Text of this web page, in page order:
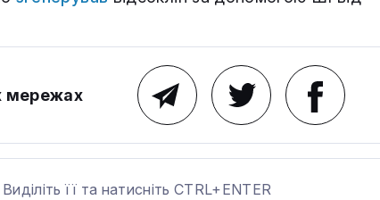
мережах
її та натисніть CTRL+ENTER